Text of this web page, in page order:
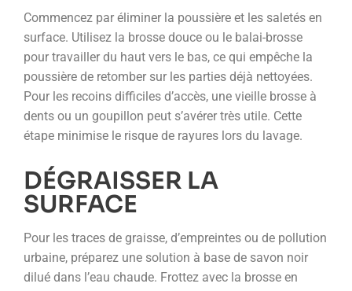
Commencez par éliminer la poussière et les saletés en
surface. Utilisez la brosse douce ou le balai-brosse
pour travailler du haut vers le bas, ce qui empêche la
poussière de retomber sur les parties déjà nettoyées.
Pour les recoins difficiles d’accès, une vieille brosse à
dents ou un goupillon peut s’avérer très utile. Cette
étape minimise le risque de rayures lors du lavage.
DÉGRAISSER LA
SURFACE
Pour les traces de graisse, d’empreintes ou de pollution
urbaine, préparez une solution à base de savon noir
dilué dans l’eau chaude. Frottez avec la brosse en